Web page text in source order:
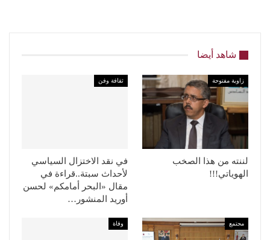
شاهد أيضا
زاوية مفتوحة
لننته من هذا الصخب
الهوياتي!!!
ثقافة وفن
في نقد الاختزال السياسي
لأحداث سبتة..قراءة في
مقال «البحر أمامكم» لحسن
أوريد المنشور…
مجتمع وفاة